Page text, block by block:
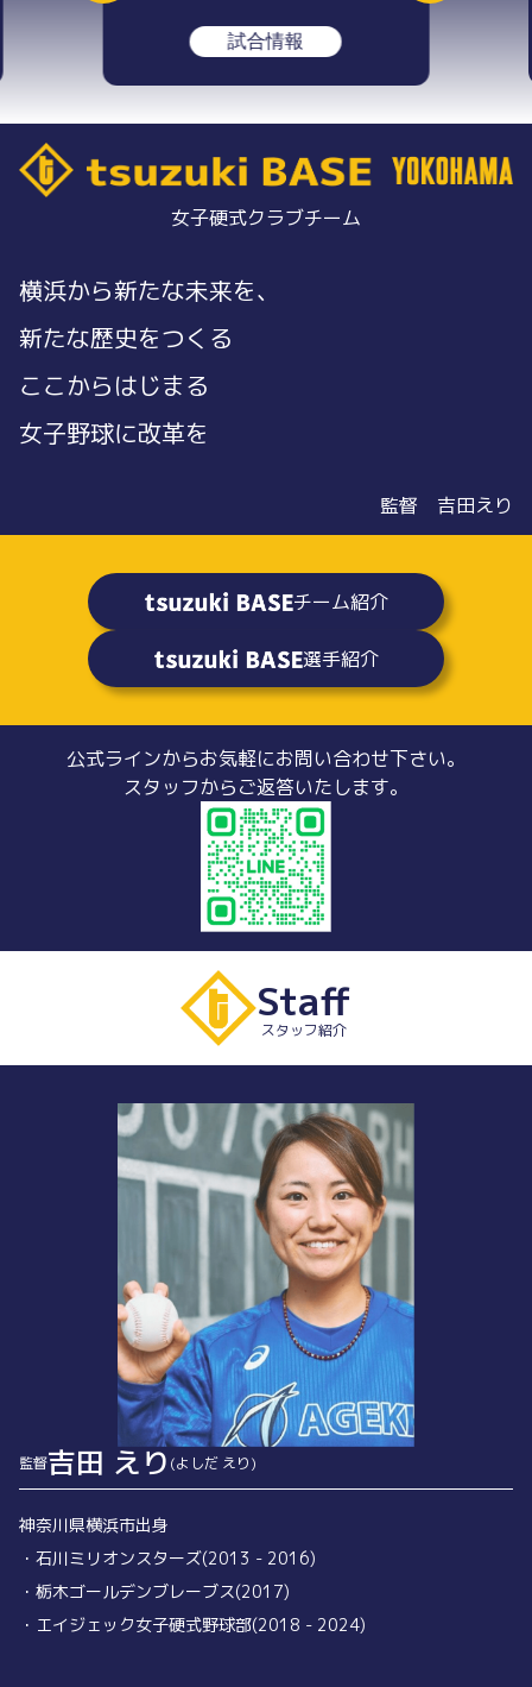
試合情報
女子硬式クラブチーム
横浜から新たな未来を、
新たな歴史をつくる
ここからはじまる
女子野球に改革を
監督 吉田えり
チーム紹介
選手紹介
公式ラインからお気軽にお問い合わせ下さい。
スタッフからご返答いたします。
Staff
スタッフ紹介
監督吉田 えり (よしだ えり)
神奈川県横浜市出身
・石川ミリオンスターズ(2013 - 2016)
・栃木ゴールデンブレーブス(2017)
・エイジェック女子硬式野球部(2018 - 2024)